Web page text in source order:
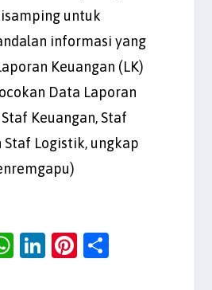
untuk
informasi yang
Keuangan (LK)
Data Laporan
Keuangan, Staf
Staf Logistik, ungkap
W Li
Pi